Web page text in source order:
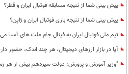
پیش بینی شما از نتیجه مسابقه فوتبال ایران و قطر؟
پیش بینی شما از نتیجه بازی فوتبال ایران و ژاپن؟
تیم ملی فوتبال ایران به فینال جام ملت های آسیا
آیا در بازار ارزهای دیجیتال، هر چند اندک، حضور
"وزیر آموزش و پرورش: دولت سیزدهم بیش از هر